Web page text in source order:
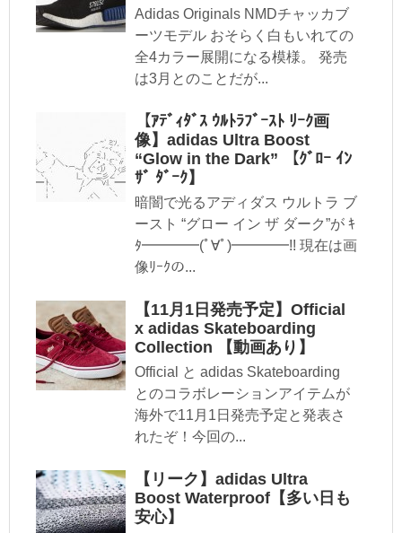
Adidas Originals NMDチャッカブ
ーツモデル おそらく白もいれての
全4カラー展開になる模様。 発売
は3月とのことだが...
【ｱﾃﾞｨﾀﾞｽ ｳﾙﾄﾗﾌﾞｰｽﾄ ﾘｰｸ画
像】adidas Ultra Boost
“Glow in the Dark” 【ｸﾞﾛｰ ｲﾝ
ｻﾞ ﾀﾞｰｸ】
暗闇で光るアディダス ウルトラ ブ
ースト “グロー イン ザ ダーク”が ｷ
ﾀ━━━━(ﾟ∀ﾟ)━━━━!! 現在は画
像ﾘｰｸの...
【11月1日発売予定】Official
x adidas Skateboarding
Collection 【動画あり】
Official と adidas Skateboarding
とのコラボレーションアイテムが
海外で11月1日発売予定と発表さ
れたぞ！今回の...
【リーク】adidas Ultra
Boost Waterproof【多い日も
安心】